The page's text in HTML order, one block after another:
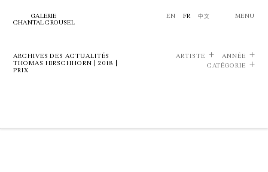
GALERIE
CHANTAL CROUSEL
EN FR 中文 MENU
ARCHIVES DES ACTUALITÉS
THOMAS HIRSCHHORN | 2018 |
PRIX
ARTISTE
ANNÉE
CATÉGORIE